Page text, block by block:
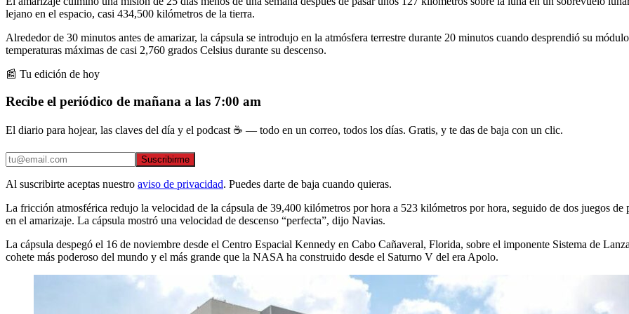
lejano en el espacio, casi 434,500 kilómetros de la tierra.
Alrededor de 30 minutos antes de amarizar, la cápsula se introdujo en la atmósfera terrestre durante 20 minutos cuando desprendió su
temperaturas máximas de casi 2,760 grados Celsius durante su descenso.
📰 Tu edición de hoy
Recibe el periódico de mañana a las 7:00 am
El diario para hojear, las claves del día y el podcast ☕ — todo en un correo, todos los días. Gratis, y te das de baja con un clic.
Suscribirme
Al suscribirte aceptas nuestro aviso de privacidad. Puedes darte de baja cuando quieras.
La fricción atmosférica redujo la velocidad de la cápsula de 39,400 kilómetros por hora a 523 kilómetros por hora, seguido de dos juegos de
en el amarizaje. La cápsula mostró una velocidad de descenso “perfecta”, dijo Navias.
La cápsula despegó el 16 de noviembre desde el Centro Espacial Kennedy en Cabo Cañaveral, Florida, sobre el imponente Sistema de
cohete más poderoso del mundo y el más grande que la NASA ha construido desde el Saturno V del era Apolo.